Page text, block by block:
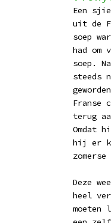
Een
uit de
soep
had
soep.
steeds
Franse
terug
Omdat
hij er
Deze
heel
moeten